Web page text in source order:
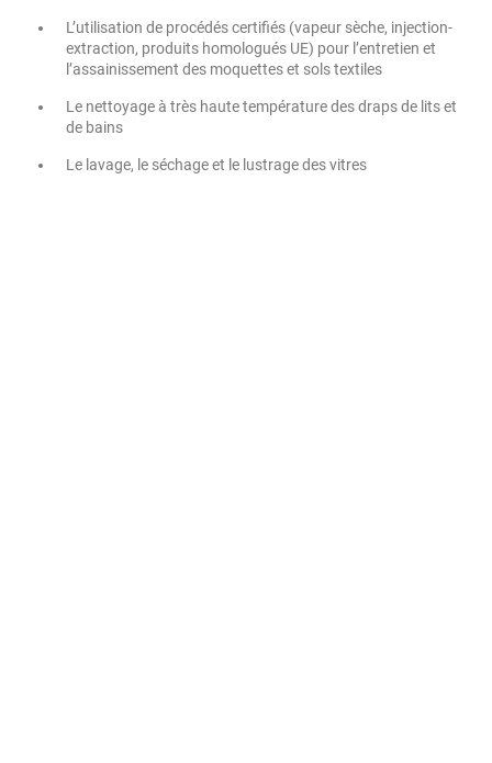
L’utilisation de procédés certifiés (vapeur sèche, injection-
extraction, produits homologués UE) pour l’entretien et
l’assainissement des moquettes et sols textiles
Le nettoyage à très haute température des draps de lits et
de bains
Le lavage, le séchage et le lustrage des vitres